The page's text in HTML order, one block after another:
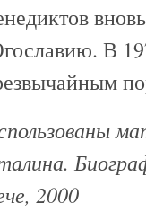
В
2000